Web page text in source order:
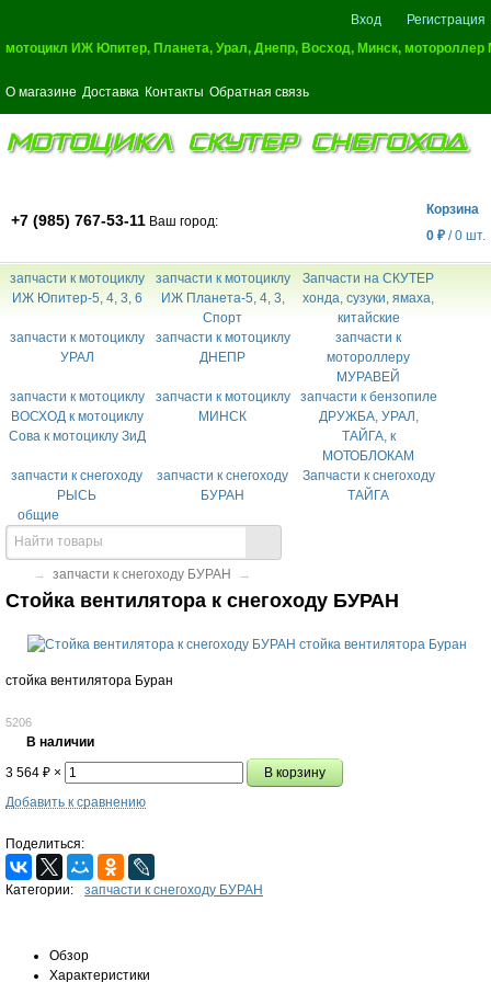
Вход
Регистрация
мотоцикл ИЖ Юпитер, Планета, Урал, Днепр, Восход, Минск,
О магазине Доставка Контакты Обратная связь
МОТОЦИКЛ СКУТЕР СНЕГОХОД
+7 (985) 767-53-11 Ваш город:
Корзина
0 ₽ /0 шт.
запчасти к мотоциклу
ИЖ Юпитер-5, 4, 3, 6
запчасти к мотоциклу
ИЖ Планета-5, 4, 3,
Спорт
Запчасти на СКУТЕР
хонда, сузуки, ямаха,
китайские
запчасти к мотоциклу
УРАЛ
запчасти к мотоциклу
ДНЕПР
запчасти к
мотороллеру
МУРАВЕЙ
запчасти к мотоциклу
ВОСХОД к мотоциклу
Сова к мотоциклу ЗиД
запчасти к мотоциклу
МИНСК
запчасти к бензопиле
ДРУЖБА, УРАЛ,
ТАЙГА, к
МОТОБЛОКАМ
запчасти к снегоходу
РЫСЬ
запчасти к снегоходу
БУРАН
Запчасти к снегоходу
ТАЙГА
общие
→ запчасти к снегоходу БУРАН →
Стойка вентилятора к снегоходу БУРАН
стойка вентилятора Буран
5206
В наличии
3 564 ₽ ×
Добавить к сравнению
Поделиться:
Категории: запчасти к снегоходу БУРАН
Обзор
Характеристики